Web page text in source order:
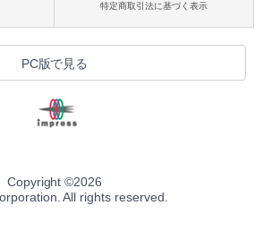
特定商取引法に基づく表示
PC版で見る
Copyright ©2026
All rights reserved.